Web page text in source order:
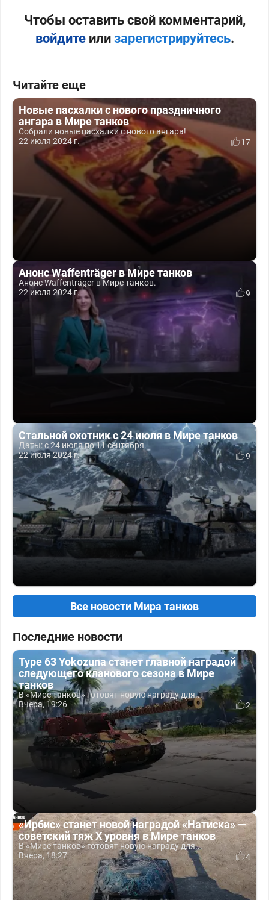
Чтобы оставить свой комментарий,
войдитеили зарегистрируйтесь.
Читайте еще
Новые пасхалки с нового праздничного
ангара в Мире танков
Собрали новые пасхалки с нового ангара!
22 июля 2024 г.
17
Анонс Waffenträger в Мире танков
Анонс Waffenträger в Мире танков.
22 июля 2024 г.
9
Стальной охотник с 24 июля в Мире танков
Даты: с 24 июля по 11 сентября.
22 июля 2024 г.
9
Все новости Мира танков
Последние новости
Type 63 Yokozuna станет главной наградой
следующего кланового сезона в Мире
танков
В «Мире танков» готовят новую награду для...
Вчера, 19:26
2
«Ирбис» станет новой наградой «Натиска» —
советский тяж X уровня в Мире танков
В «Мире танков» готовят новую награду для...
Вчера, 18:27
4